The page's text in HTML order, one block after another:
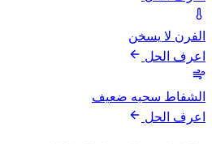
الفرن لا يسخن
اعرف الحل
الشفاط سحبه ضعيف
اعرف الحل